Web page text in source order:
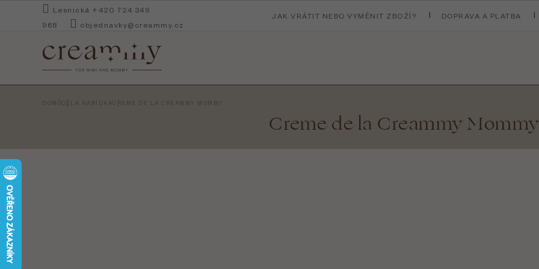
Lesnická +420 724 349
968
objednavky@creammy.cz
JAK VRÁTIT NEBO VYMĚNIT ZBOŽÍ? DOPRAVA A PLATBA
DOMŮCELÁ NABÍDKACREME DE LA CREAMMY MOMMY
Creme de la Creammy Mommy